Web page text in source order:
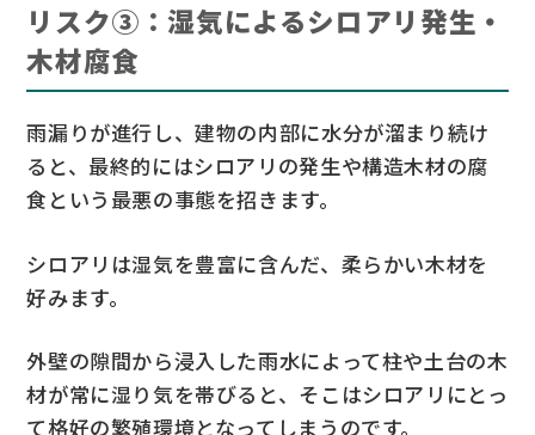
リスク③：湿気によるシロアリ発生・
木材腐食
雨漏りが進行し、建物の内部に水分が溜まり続け
ると、最終的にはシロアリの発生や構造木材の腐
食という最悪の事態を招きます。
シロアリは湿気を豊富に含んだ、柔らかい木材を
好みます。
外壁の隙間から浸入した雨水によって柱や土台の木
材が常に湿り気を帯びると、そこはシロアリにとっ
て格好の繁殖環境となってしまうのです。